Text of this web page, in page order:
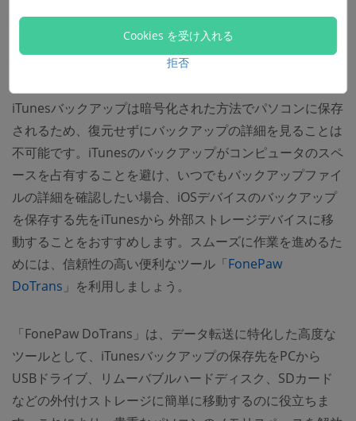
豆知識：バックアップデータを外部
ストレージに転送したい？
iTunesバックアップは暗号化された方法でパソコンに保存
されるため、復元せずにバックアップの詳細を見ることは
不可能です。iTunesのバックアップがコンピュータのスペ
ースを占有することを避け、いつでもバックアップファイ
ルの詳細を確認したい場合、iOSデバイスのバックアップ
を保存する先をiTunesから 外部ストレージデバイスに移
動することをおすすめします。スムーズに作業を進めるた
めには、信頼性の高い便利なツール「FonePaw
DoTrans 」を利用しましょう。
「FonePaw DoTrans」は、データ転送に特化した高度な
ツールとして、iTunesバックアップの保存先をPCから
USBドライブ、リムーバブルハードディスク、SDカード
などの外付けストレージに簡単に移動するのに役立ちま
Cookies を受け入れる
拒否